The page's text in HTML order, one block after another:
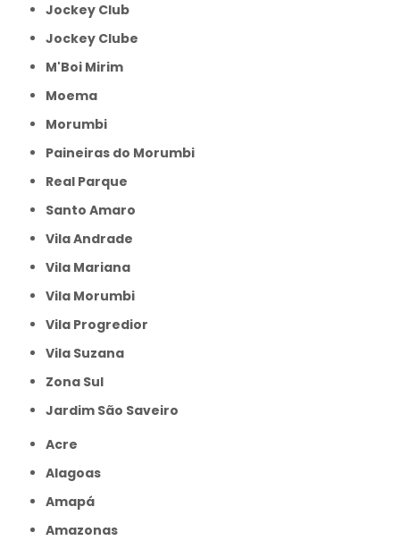
Jockey Club
Jockey Clube
M'Boi Mirim
Moema
Morumbi
Paineiras do Morumbi
Real Parque
Santo Amaro
Vila Andrade
Vila Mariana
Vila Morumbi
Vila Progredior
Vila Suzana
Zona Sul
jardim São Saveiro
Acre
Alagoas
Amapá
Amazonas